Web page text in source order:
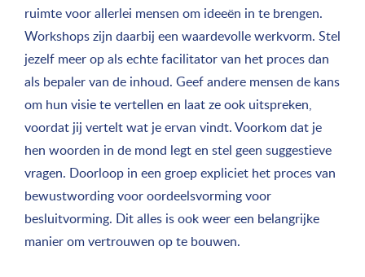
ruimte voor allerlei mensen om ideeën in te brengen.
Workshops zijn daarbij een waardevolle werkvorm. Stel
jezelf meer op als echte facilitator van het proces dan
als bepaler van de inhoud. Geef andere mensen de kans
om hun visie te vertellen en laat ze ook uitspreken,
voordat jij vertelt wat je ervan vindt. Voorkom dat je
hen woorden in de mond legt en stel geen suggestieve
vragen. Doorloop in een groep expliciet het proces van
bewustwording voor oordeelsvorming voor
besluitvorming. Dit alles is ook weer een belangrijke
manier om vertrouwen op te bouwen.